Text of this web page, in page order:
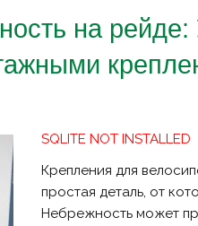
на рейде:
SQLITE NOT INSTALLED
Крепления для
простая деталь, от
Небрежность может